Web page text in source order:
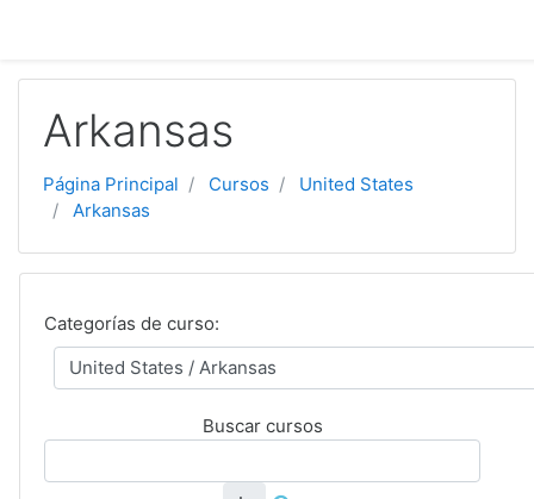
Arkansas
Página Principal Cursos
United States
Arkansas
Categorías de curso:
Buscar cursos